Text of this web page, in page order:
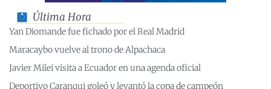
Última Hora
Yan Diomande fue fichado por el Real Madrid
Maracaybo vuelve al trono de Alpachaca
Javier Milei visita a Ecuador en una agenda oficial
Deportivo Caranqui goleó y levantó la copa de campeón